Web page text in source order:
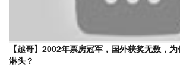
【越哥】2002年票房冠军，国外获奖无数，
淋头？